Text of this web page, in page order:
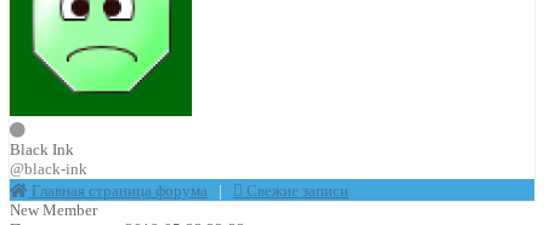
Black Ink
@black-ink
Главная страница форума |
Свежие записи
New Member